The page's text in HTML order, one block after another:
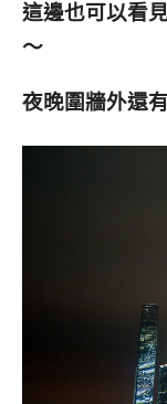
這邊也可以看
～
夜晚圍牆外還